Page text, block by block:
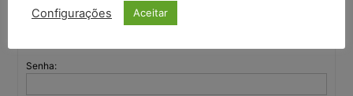
Nome de usuário:
Senha:
Configurações Aceitar